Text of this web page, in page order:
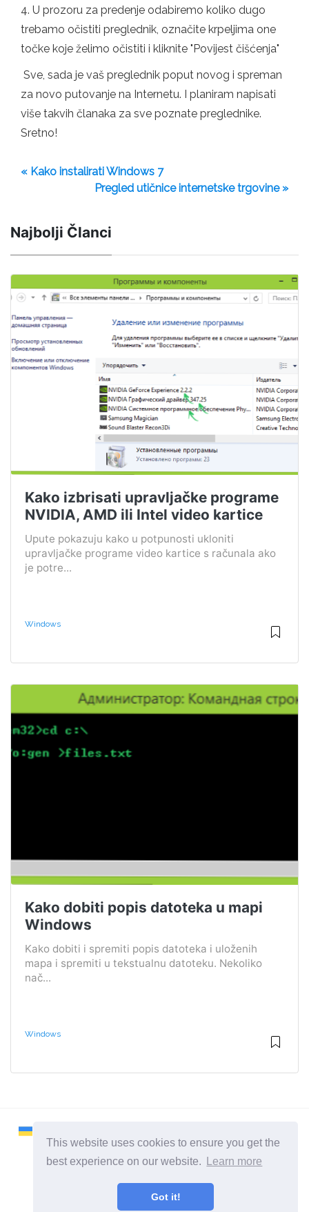
This website uses cookies to ensure you get the
best experience on our website.
Learn more
Got it!
4. U prozoru za predenje odabiremo koliko dugo
trebamo očistiti preglednik, označite krpeljima one
točke koje želimo očistiti i kliknite "Povijest čišćenja"
Sve, sada je vaš preglednik poput novog i spreman
za novo putovanje na Internetu. I planiram napisati
više takvih članaka za sve poznate preglednike.
Sretno!
« Kako instalirati Windows 7
Pregled utičnice internetske trgovine »
Najbolji Članci
Kako izbrisati upravljačke programe
NVIDIA, AMD ili Intel video kartice
Upute pokazuju kako u potpunosti ukloniti
upravljačke programe video kartice s računala ako
je potre...
Windows
Kako dobiti popis datoteka u mapi
Windows
Kako dobiti i spremiti popis datoteka i uloženih
mapa i spremiti u tekstualnu datoteku. Nekoliko
nač...
Windows
2026 ©Remontcompa
Sve kategorije